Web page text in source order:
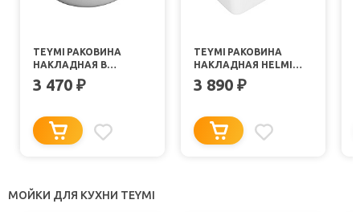
TEYMI РАКОВИНА
НАКЛАДНАЯ В
ВАННУЮ LORI 40
БЕЛАЯ T50505
3 470 ₽
TEYMI РАКОВИНА
НАКЛАДНАЯ HELMI
MINI 41 T51104 БЕЛАЯ
3 890 ₽
МОЙКИ ДЛЯ КУХНИ TEYMI